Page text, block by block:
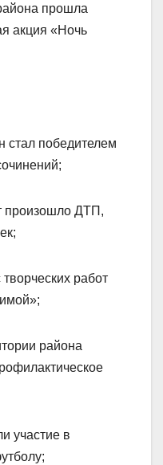
прошла
акция «Ночь
стал победителем
произошло ДТП,
работ
района
участие в